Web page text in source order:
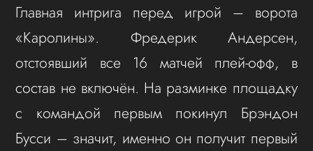
Главная интрига перед игрой – ворота
«Каролины». Фредерик Андерсен,
отстоявший все 16 матчей плей-офф, в
состав не включён. На разминке площадку
с командой первым покинул Брэндон
Бусси – значит, именно он получит первый